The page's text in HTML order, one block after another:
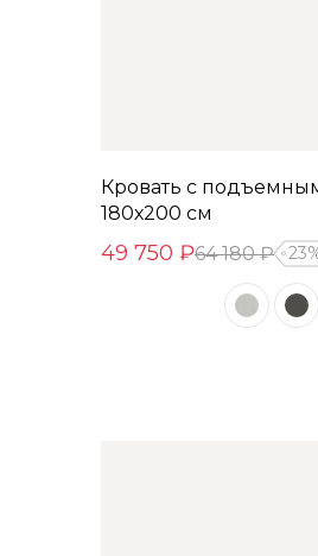
Кровать с
180х200 см
49 750 ₽64 180 ₽